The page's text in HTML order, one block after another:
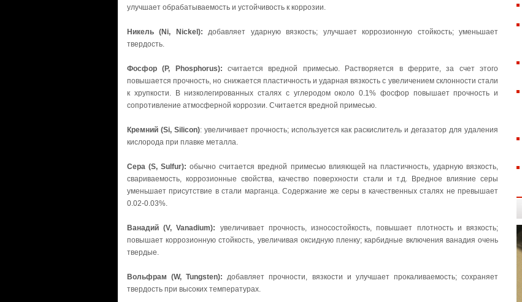
улучшает обрабатываемость и устойчивость к коррозии.
Никель (Ni, Nickel): добавляет ударную вязкость; улучшает коррозионную стойкость; уменьшает
твердость.
Фосфор (P, Phosphorus): считается вредной примесью. Растворяется в феррите, за счет этого
повышается прочность, но снижается пластичность и ударная вязкость с увеличением склонности стали
к хрупкости. В низколегированных сталях с углеродом около 0.1% фосфор повышает прочность и
сопротивление атмосферной коррозии. Считается вредной примесью.
Кремний (Si, Silicon): увеличивает прочность; используется как раскислитель и дегазатор для удаления
кислорода при плавке металла.
Сера (S, Sulfur): обычно считается вредной примесью влияющей на пластичность, ударную вязкость,
свариваемость, коррозионные свойства, качество поверхности стали и т.д. Вредное влияние серы
уменьшает присутствие в стали марганца. Содержание же серы в качественных сталях не превышает
0.02-0.03%.
Ванадий (V, Vanadium):
увеличивает прочность, износостойкость, повышает плотность и вязкость;
повышает коррозионную стойкость, увеличивая оксидную пленку; карбидные включения ванадия очень
твердые.
Вольфрам (W, Tungsten): добавляет прочности, вязкости и улучшает прокаливаемость; сохраняет
твердость при высоких температурах.